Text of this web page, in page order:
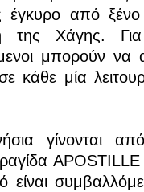
έγκυρο από
της Χάγης.
μπορούν να
κάθε μία
γίνονται
είναι